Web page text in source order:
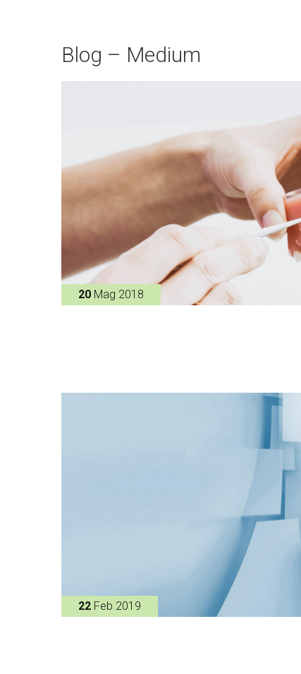
Blog – Medium
20 Mag 2018
22 Feb 2019